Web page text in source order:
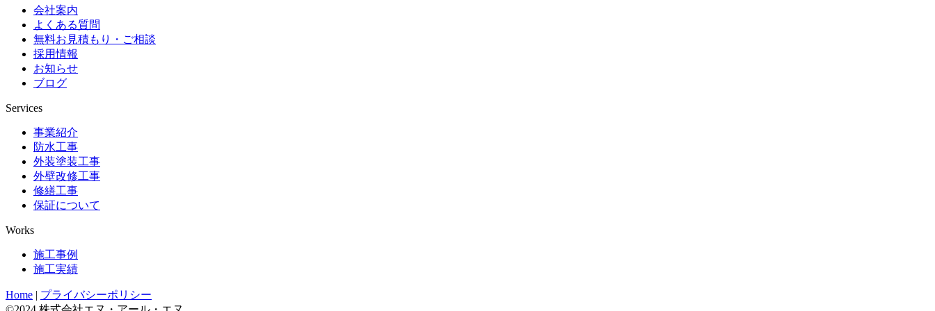
会社案内
よくある質問
無料お見積もり・ご相談
採用情報
お知らせ
ブログ
Services
事業紹介
防水工事
外装塗装工事
外壁改修工事
修繕工事
保証について
Works
施工事例
施工実績
Home
プライバシーポリシー